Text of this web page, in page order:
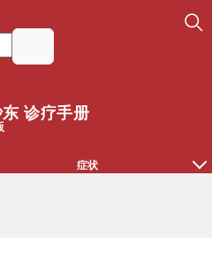
诊疗手册
症状